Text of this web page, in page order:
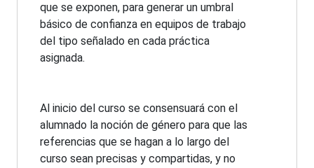
que se exponen, para generar un umbral
básico de confianza en equipos de trabajo
del tipo señalado en cada práctica
asignada.
Al inicio del curso se consensuará con el
alumnado la noción de género para que las
referencias que se hagan a lo largo del
curso sean precisas y compartidas, y no